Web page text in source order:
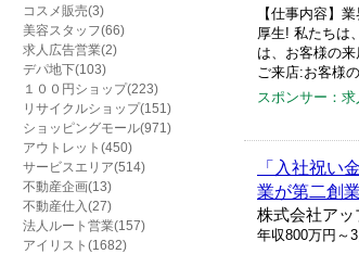
コスメ販売(3)
美容スタッフ(66)
求人広告営業(2)
デパ地下(103)
１００円ショップ(223)
リサイクルショップ(151)
ショッピングモール(971)
アウトレット(450)
サービスエリア(514)
不動産企画(13)
不動産仕入(27)
法人ルート営業(157)
アイリスト(1682)
【仕事内容】
厚生! 私たちは
は、お客様の
ご来店:お客様
スポンサー：
「入社祝い
業が第二創
株式会社アッ
年収800万円～